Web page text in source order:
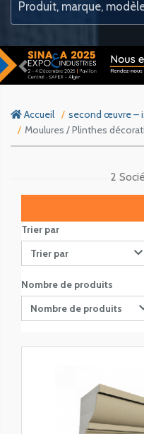
Previous
Accueil
second œuvre –
Moulures / Plinthes
2
Trier par
Trier par
Nombre de produits
Nombre de produits